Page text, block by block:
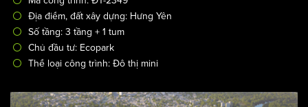
Thiết kế quy hoạch shophouse và liền kề trong khu đô thị
mini rộng hơn 10000 m2
Công trình & Dự án / Nhà phố thương mại
Mã công trình: ĐT-2349
Địa điểm, đất xây dựng: Hưng Yên
Chủ đầu tư: Ecopark